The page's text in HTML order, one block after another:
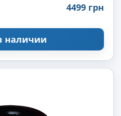
4499 грн
наличии